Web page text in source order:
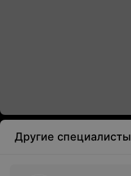
Другие специалисты